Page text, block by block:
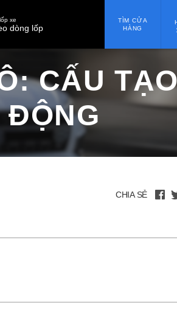
xe
dòng lốp
TÌM CỬA
HÀNG
CẤU
ĐỘNG
CHIA SẺ